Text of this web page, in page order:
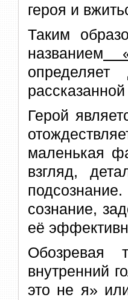
героя и
Таким
названием
определяет
Герой
маленькая
взгляд,
сознание,
её
Обозревая
внутренний
это не я»